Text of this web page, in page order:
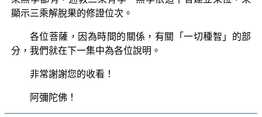
顯示三乘解脫果的修證位次。
各位菩薩，因為時間的關係，有關「一切種智」的部
分，我們就在下一集中為各位說明。
非常謝謝您的收看！
阿彌陀佛！